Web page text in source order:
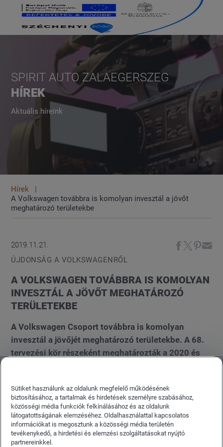
SPIRIT AUTO ZALAEGERSZEG
HÍREK
Aktuális híreink
Hírek
A Volkswagen továbbra is komolyan invesztál a jövőt
meghatározó területekbe
2019.11.21.
ÚJDONSÁG A VOLKSWAGENRŐL
A VOLKSWAGEN TOVÁBBRA IS KOMOLYAN
INVESZTÁL A JÖVŐT MEGHATÁROZÓ
TERÜLETEKBE
A Volkswagen Csoport továbbra is komolyan
invesztál a jövőjét meghatározó területekbe. A 68.
tervezési kör részeként meghatározták a 2020 és
pénteken, a felügyelőbizottság ülésén történt meg.
A konszern közel 60 milliárd eurós költésről
határozott, amelyet a jövő meghatározó területein,
mint például a hibridizáció, az elektromos
mobilitás és a digitalizáció kívánnak befektetni a
Sütiket használunk az oldalunk megfelelő működésének
biztosításához, a tartalmak és hirdetések személyre szabásához,
közösségi média funkciók felkínálásához és az oldalunk
látogatottságának elemzéséhez. Oldalhasználattal kapcsolatos
információkat is megosztunk a közösségi média területén
tevékenykedő, a hirdetési és elemzési szolgáltatásokat nyújtó
partnereinkkel.